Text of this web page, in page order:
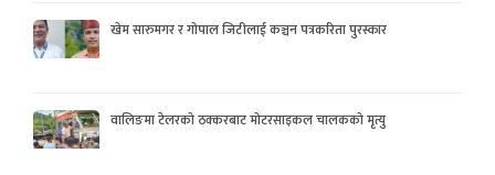
खेम सारुमगर र गोपाल जिटीलाई कञ्चन पत्रकरिता पुरस्कार
वालिङमा टेलरको ठक्करबाट मोटरसाइकल चालकको मृत्यु